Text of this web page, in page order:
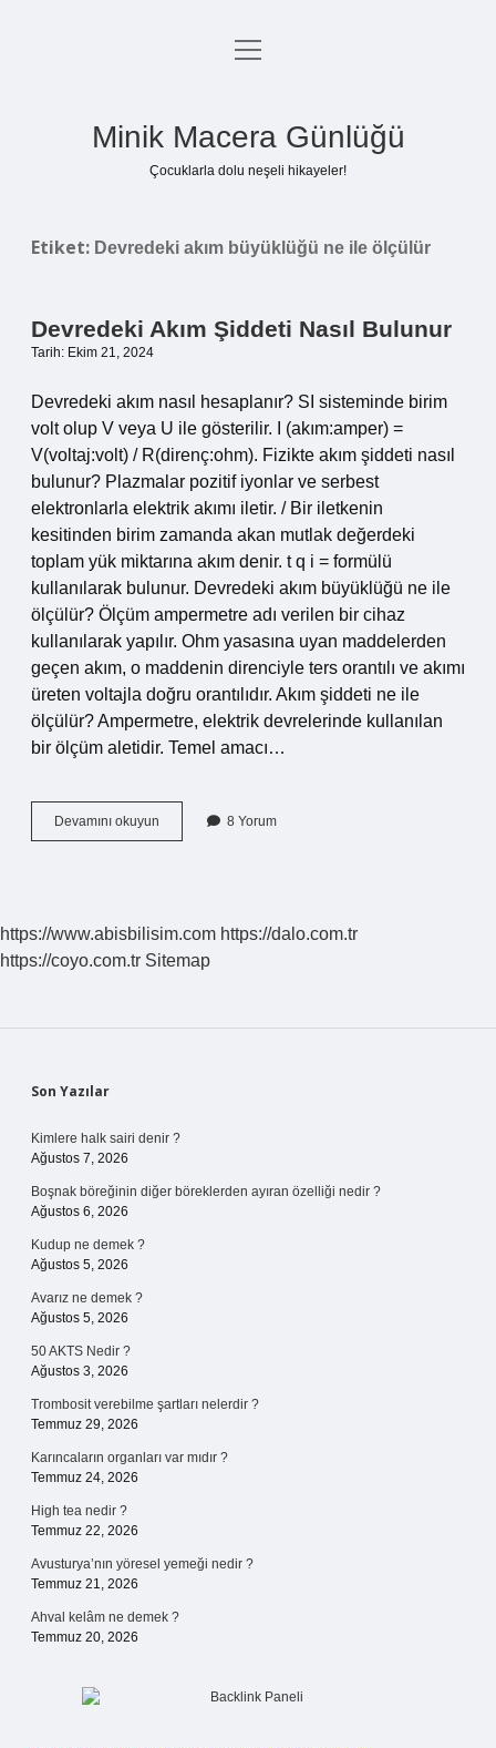
Anasayfa
menüyü
Minik Macera Günlüğü
Çocuklarla dolu neşeli hikayeler!
Etiket: Devredeki akım büyüklüğü ne ile ölçülür
Devredeki Akım Şiddeti Nasıl Bulunur
Tarih: Ekim 21, 2024
Devredeki akım nasıl hesaplanır? SI sisteminde birim
volt olup V veya U ile gösterilir. I (akım:amper) =
V(voltaj:volt) / R(direnç:ohm). Fizikte akım şiddeti nasıl
bulunur? Plazmalar pozitif iyonlar ve serbest
elektronlarla elektrik akımı iletir. / Bir iletkenin
kesitinden birim zamanda akan mutlak değerdeki
toplam yük miktarına akım denir. t q i = formülü
kullanılarak bulunur. Devredeki akım büyüklüğü ne ile
ölçülür? Ölçüm ampermetre adı verilen bir cihaz
kullanılarak yapılır. Ohm yasasına uyan maddelerden
geçen akım, o maddenin direnciyle ters orantılı ve akımı
üreten voltajla doğru orantılıdır. Akım şiddeti ne ile
ölçülür? Ampermetre, elektrik devrelerinde kullanılan
bir ölçüm aletidir. Temel amacı…
Devamını okuyun Devredeki
Akım
8 Yorum
https://www.abisbilisim.com https://dalo.com.tr
https://coyo.com.tr Sitemap
Sidebar
Son Yazılar
Kimlere halk sairi denir ?
Ağustos 7, 2026
Boşnak böreğinin diğer böreklerden ayıran özelliği nedir ?
Ağustos 6, 2026
Kudup ne demek ?
Ağustos 5, 2026
Avarız ne demek ?
Ağustos 5, 2026
50 AKTS Nedir ?
Ağustos 3, 2026
Trombosit verebilme şartları nelerdir ?
Temmuz 29, 2026
Karıncaların organları var mıdır ?
Temmuz 24, 2026
High tea nedir ?
Temmuz 22, 2026
Avusturya’nın yöresel yemeği nedir ?
Temmuz 21, 2026
Ahval kelâm ne demek ?
Temmuz 20, 2026